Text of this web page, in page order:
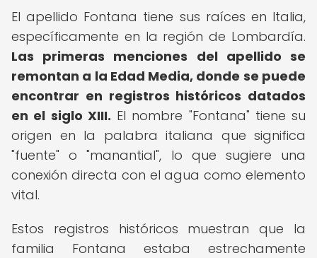
El apellido Fontana tiene sus raíces en Italia,
específicamente en la región de Lombardía.
Las primeras menciones del apellido se
remontan a la Edad Media, donde se puede
encontrar en registros históricos datados
en el siglo XIII. El nombre "Fontana" tiene su
origen en la palabra italiana que significa
"fuente" o "manantial", lo que sugiere una
conexión directa con el agua como elemento
vital.
Estos registros históricos muestran que la
familia Fontana estaba estrechamente